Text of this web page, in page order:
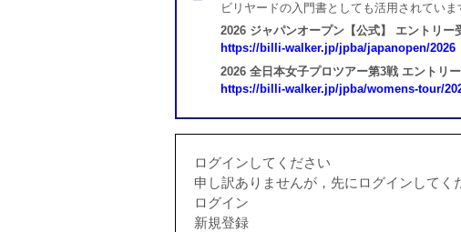
ビリヤードの入門書としても活用されていま
2026 ジャパンオープン【公式】 エントリー
https://billi-walker.jp/jpba/japanopen/2026
2026 全日本女子プロツアー第3戦 エントリ
https://billi-walker.jp/jpba/womens-tour/
ログインしてください
申し訳ありませんが，先にログインしてく
ログイン
新規登録